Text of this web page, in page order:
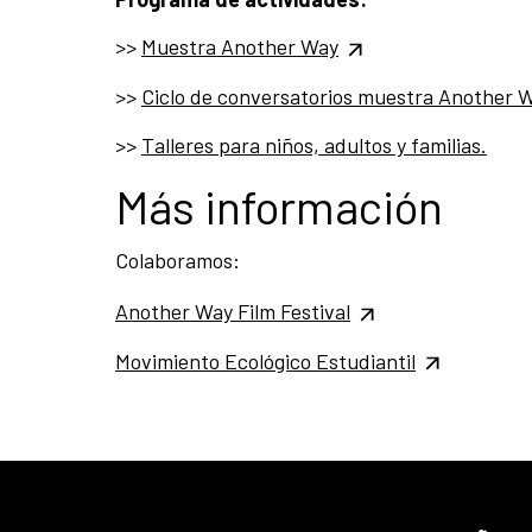
>> Muestra Another Way
>> Ciclo de conversatorios muestra Another
>> Talleres para niños, adultos y familias.
Más información
Colaboramos:
Another Way Film Festival
Movimiento Ecológico Estudiantil